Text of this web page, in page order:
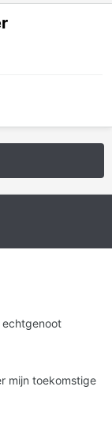
echtgenoot
mijn toekomstige